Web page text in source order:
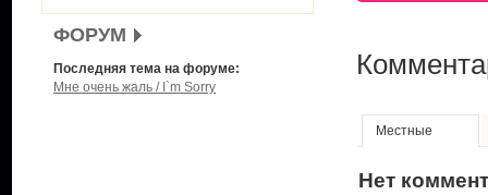
ФОРУМ
Последняя тема на форуме:
Мне очень жаль / I`m Sorry
Местные
Нет